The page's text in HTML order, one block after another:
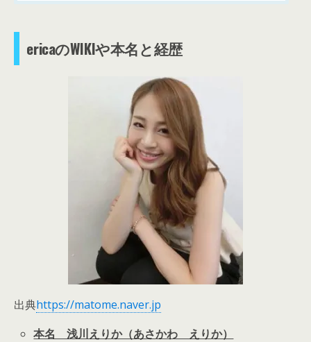
ericaのWIKIや本名と経歴
出典https://matome.naver.jp
本名 浅川えりか（あさかわ えりか）